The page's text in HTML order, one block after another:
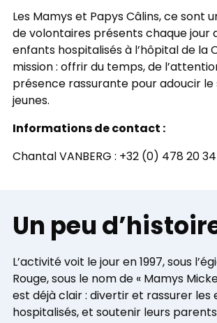
Les Mamys et Papys Câlins, ce sont
de volontaires présents chaque jour
enfants hospitalisés à l’hôpital de la
mission : offrir du temps, de
présence rassurante pour adoucir le
jeunes.
Informations de contact :
Chantal VANBERG : +32 (0) 478 20 34
Un peu
L’activité voit le jour en 1997, sous
Rouge, sous le nom de « Mamys
est déjà clair : divertir et rassurer les
hospitalisés, et soutenir leurs